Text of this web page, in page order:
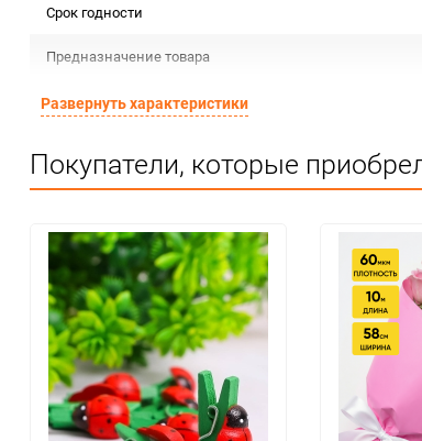
Срок годности
Предназначение товара
Сертификация
Количество в коробке
Единица измерения
Развернуть характеристики
Покупатели, которые